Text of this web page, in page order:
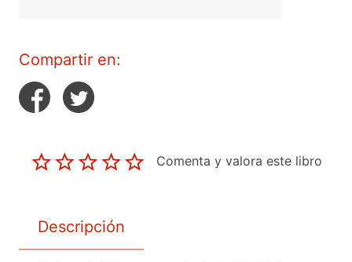
Compartir en:
Comenta y valora este libro
Descripción